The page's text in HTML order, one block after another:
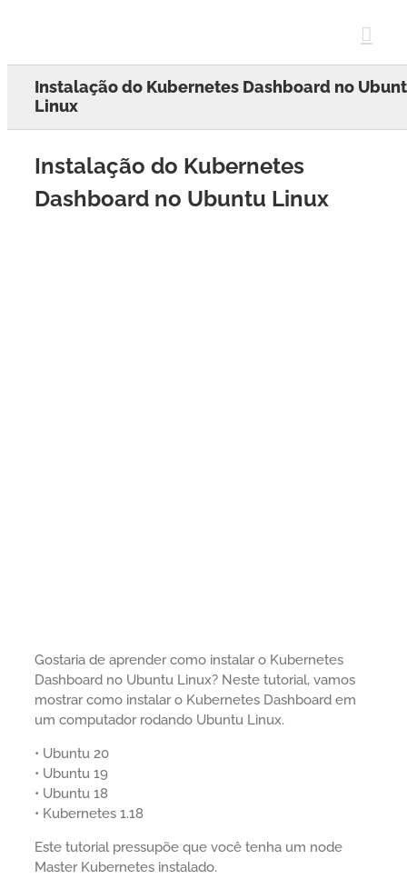
Instalação do Kubernetes Dashboard no
Linux
Instalação do Kubernetes
Dashboard no Ubuntu Linux
Gostaria de aprender como instalar o Kubernetes
Dashboard no Ubuntu Linux? Neste tutorial, vamos
mostrar como instalar o Kubernetes Dashboard em
um computador rodando Ubuntu Linux.
• Ubuntu 20
• Ubuntu 19
• Ubuntu 18
• Kubernetes 1.18
Este tutorial pressupõe que você tenha um node
Master Kubernetes instalado.